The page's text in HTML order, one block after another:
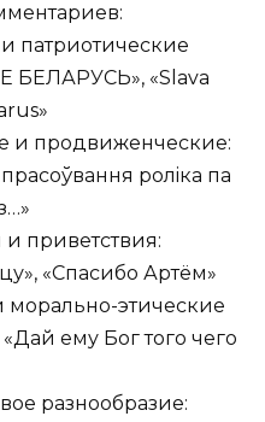
патриотические
БЕЛАРУСЬ», «Slava
и продвиженческие:
ролiка па
приветствия:
«Спасибо Артём»
этические
ему Бог того чего
разнообразие: